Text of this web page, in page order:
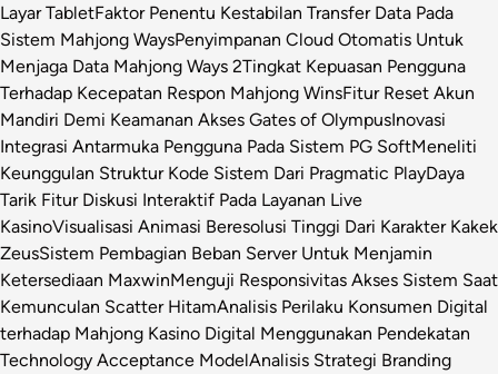
Layar TabletFaktor Penentu Kestabilan Transfer Data Pada
Sistem Mahjong WaysPenyimpanan Cloud Otomatis Untuk
Menjaga Data Mahjong Ways 2Tingkat Kepuasan Pengguna
Terhadap Kecepatan Respon Mahjong WinsFitur Reset Akun
Mandiri Demi Keamanan Akses Gates of OlympusInovasi
Integrasi Antarmuka Pengguna Pada Sistem PG SoftMeneliti
Keunggulan Struktur Kode Sistem Dari Pragmatic PlayDaya
Tarik Fitur Diskusi Interaktif Pada Layanan Live
KasinoVisualisasi Animasi Beresolusi Tinggi Dari Karakter Kakek
ZeusSistem Pembagian Beban Server Untuk Menjamin
Ketersediaan MaxwinMenguji Responsivitas Akses Sistem Saat
Kemunculan Scatter HitamAnalisis Perilaku Konsumen Digital
terhadap Mahjong Kasino Digital Menggunakan Pendekatan
Technology Acceptance ModelAnalisis Strategi Branding